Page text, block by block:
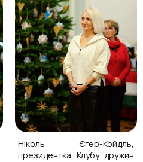
Ніколь Єґер-Койдль,
президентка Клубу дружин